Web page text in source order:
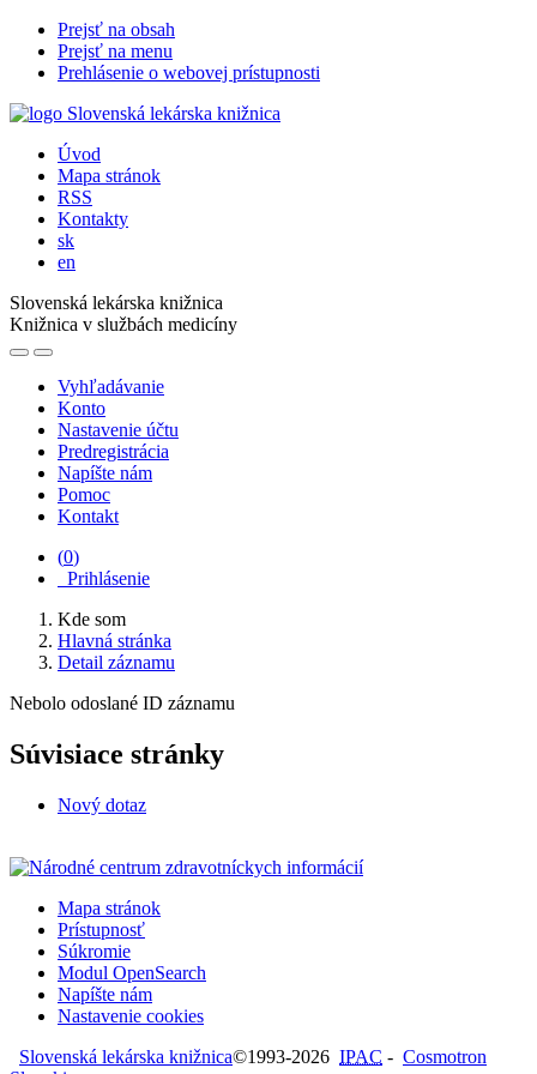
Prejsť na obsah
Prejsť na menu
Prehlásenie o webovej prístupnosti
Úvod
Mapa stránok
RSS
Kontakty
sk
en
Slovenská lekárska knižnica
Knižnica v službách medicíny
Vyhľadávanie
Konto
Nastavenie účtu
Predregistrácia
Napíšte nám
Pomoc
Kontakt
(0)
Prihlásenie
Kde som
Hlavná stránka
Detail záznamu
Nebolo odoslané ID záznamu
Súvisiace stránky
Nový dotaz
Mapa stránok
Prístupnosť
Súkromie
Modul OpenSearch
Napíšte nám
Nastavenie cookies
Slovenská lekárska knižnica©1993-2026 IPAC - Cosmotron